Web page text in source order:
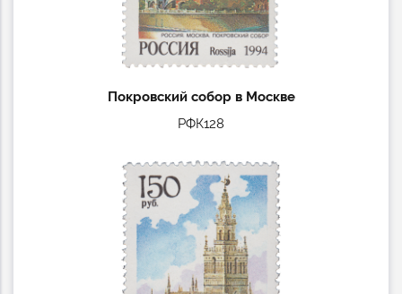
Покровский собор в Москве
РФК128